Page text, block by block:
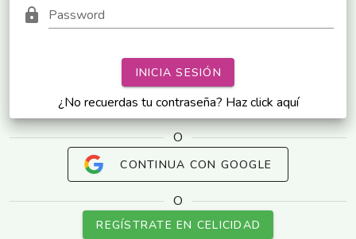
lock Password
INICIA SESIÓN
¿No recuerdas tu contraseña? Haz click aquí
O
CONTINUA CON GOOGLE
O
REGÍSTRATE EN CELICIDAD